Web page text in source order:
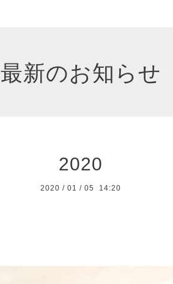
最新のお知らせ
2020
2020 / 01 / 05 14:20